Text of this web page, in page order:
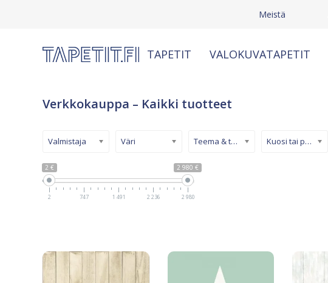
Meistä
TAPETIT VALOKUVATAPETIT
Verkkokauppa – Kaikki tuotteet
2 € 2 980 €
2 747 1 491 2 236 2 980
Valmistaja Väri Teema & tyyli Kuosi tai pinta